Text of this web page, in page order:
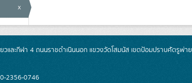
x
และกีฬา 4 ถนนราชดำเนินนอก แขวงวัดโสมนัส เขตป้อมปราบศัตรูพ่าย
2356-0746